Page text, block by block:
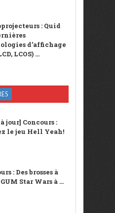
: Quid
d’affichage
LCOS) ...
jour] Concours :
le jeu Hell Yeah!
: Des brosses à
Star Wars à ...